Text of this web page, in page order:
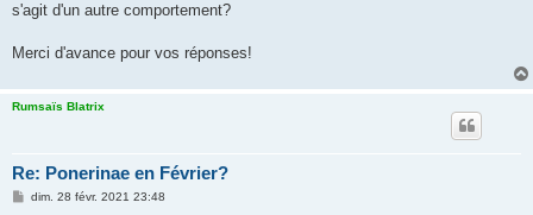
s'agit d'un autre comportement?
Merci d'avance pour vos réponses!
Rumsaïs Blatrix
Re: Ponerinae en Février?
Mdim. 28 févr. 2021 23:48